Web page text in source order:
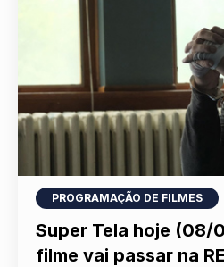
PROGRAMAÇÃO DE FILMES
Super Tela hoje (08/
filme vai passar na